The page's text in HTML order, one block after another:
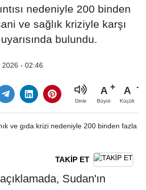
nedeniyle 200 binden
ve sağlık kriziyle karşı
bulundu.
2026 - 02:46
Dinle
A
Büyüt
A
Küçült
TAKİP ET
Sudan'ın